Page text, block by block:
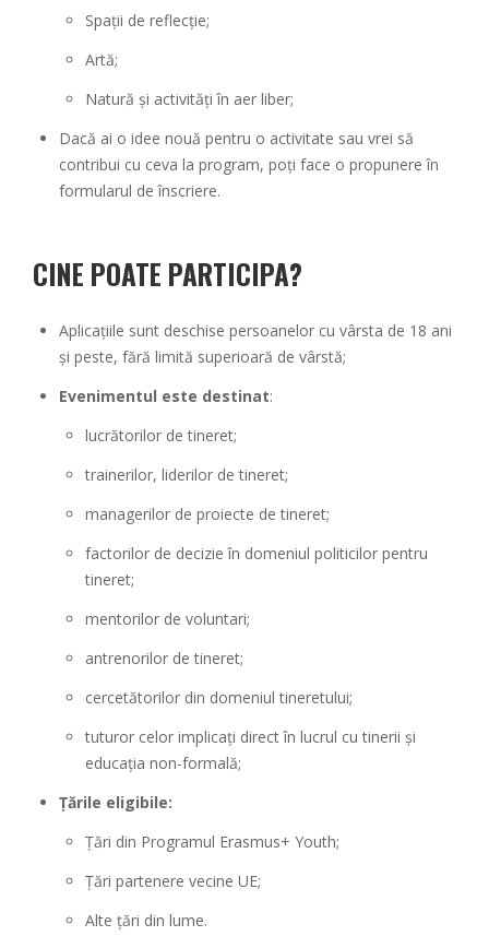
Spații de reflecție;
Artă;
Natură și activități în aer liber;
Dacă ai o idee nouă pentru o activitate sau vrei să
contribui cu ceva la program, poți face o propunere în
formularul de înscriere.
CINE POATE PARTICIPA?
Aplicațiile sunt deschise persoanelor cu vârsta de 18 ani
și peste, fără limită superioară de vârstă;
Evenimentul este destinat:
lucrătorilor de tineret;
trainerilor, liderilor de tineret;
managerilor de proiecte de tineret;
factorilor de decizie în domeniul politicilor pentru
tineret;
mentorilor de voluntari;
antrenorilor de tineret;
cercetătorilor din domeniul tineretului;
tuturor celor implicați direct în lucrul cu tinerii și
educația non-formală;
Țările eligibile:
Țări din Programul Erasmus+ Youth;
Țări partenere vecine UE;
Alte țări din lume.